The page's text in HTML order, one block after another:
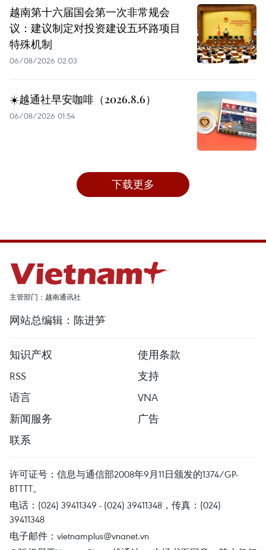
越南第十六届国会第一次非常规会
议：建议制定对投资建设五环路项目
特殊机制
06/08/2026 02:03
☀️越通社早安咖啡（2026.8.6）
06/08/2026 01:54
下载更多
主管部门：越南通讯社
网站总编辑：陈进笋
知识产权
使用条款
RSS
支持
语言
VNA
新闻服务
广告
联系
许可证号：信息与通信部2008年9月11日颁发的1374/GP-
BTTTT。
电话：(024) 39411349 - (024) 39411348，传真：(024)
39411348
电子邮件： vietnamplus@vnanet.vn